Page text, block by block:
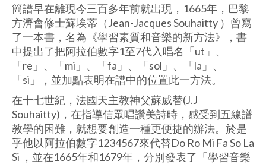
簡譜早在離現今三百多年前就出現，1665年，巴黎
方濟會修士蘇埃蒂（Jean-Jacques Souhaitty ）曾寫
了一本書，名為《學習素質和音樂的新方法》，書
中提出了把阿拉伯數字1至7代入唱名「ut」、
「re」、「mi」、「fa」、「sol」、「la」、
「si」，並加點表明在譜中的位置此一方法。
在十七世紀，法國天主教神父蘇威替(J.J
Souhaitty)，在指導信眾唱讚美詩時，感受到五線譜
教學的困難，就想要創造一種更便捷的辦法。於是
乎他以阿拉伯數字1234567來代替Do Ro Mi Fa So La
Si ，並在1665年和1679年，分別發表了「學習音樂